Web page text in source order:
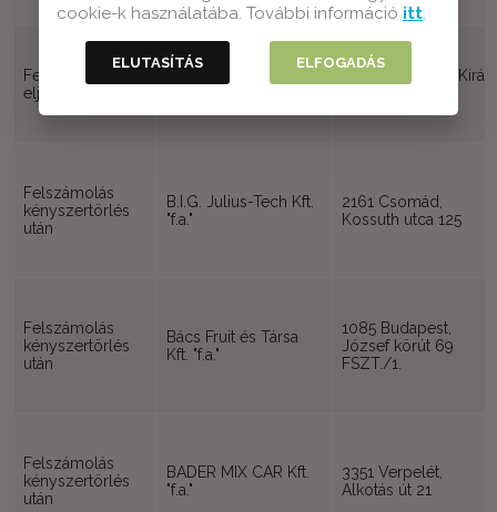
Felszámolási
eljárás
1068 Budapest,
Felszámolás
kényszertörlés
után
B.I.G. Julius-Tech Kft.
"f.a."
2161 Csomád,
Kossuth utca 125
Felszámolás
kényszertörlés
után
Bács Fruit és Társa
Kft. "f.a."
1085 Budapest,
József körút 69
FSZT./1.
Felszámolás
kényszertörlés
után
BADER MIX CAR Kft.
"f.a."
3351 Verpelét,
Alkotás út 21
cookie-k használatába. További információ itt.
ELUTASÍTÁS ELFOGADÁS